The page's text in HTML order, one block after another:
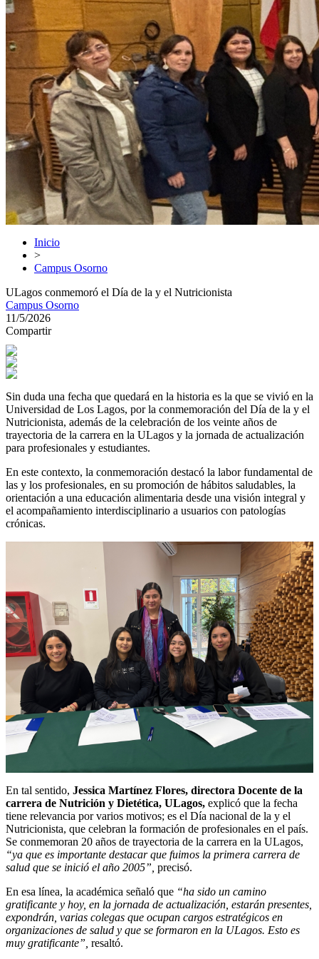
Inicio
>
Campus Osorno
ULagos conmemoró el Día de la y el Nutricionista
Campus Osorno
11/5/2026
Compartir
Sin duda una fecha que quedará en la historia es la que se vivió en la
Universidad de Los Lagos, por la conmemoración del Día de la y el
Nutricionista, además de la celebración de los veinte años de
trayectoria de la carrera en la ULagos y la jornada de actualización
para profesionales y estudiantes.
En este contexto, la conmemoración destacó la labor fundamental de
las y los profesionales, en su promoción de hábitos saludables, la
orientación a una educación alimentaria desde una visión integral y
el acompañamiento interdisciplinario a usuarios con patologías
crónicas.
En tal sentido, Jessica Martínez Flores, directora Docente de la
carrera de Nutrición y Dietética, ULagos, explicó que la fecha
tiene relevancia por varios motivos; es el Día nacional de la y el
Nutricionista, que celebran la formación de profesionales en el país.
Se conmemoran 20 años de trayectoria de la carrera en la ULagos,
“ya que es importante destacar que fuimos la primera carrera de
salud que se inició el año 2005”, precisó.
En esa línea, la académica señaló que “ha sido un camino
gratificante y hoy, en la jornada de actualización, estarán presentes,
expondrán, varias colegas que ocupan cargos estratégicos en
organizaciones de salud y que se formaron en la ULagos. Esto es
muy gratificante”, resaltó.